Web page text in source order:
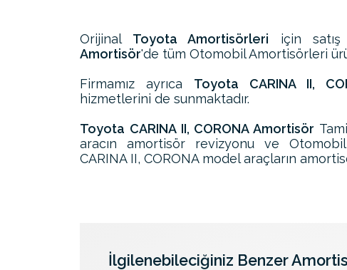
Orijinal Toyota Amortisörleri için
Amortisör'de tüm Otomobil Amortisörleri
Firmamız ayrıca Toyota CARINA II,
hizmetlerini de sunmaktadır.
Toyota CARINA II, CORONA Amortisör
aracın amortisör revizyonu ve
CARINA II, CORONA model araçların
İlgilenebileciğiniz Benzer